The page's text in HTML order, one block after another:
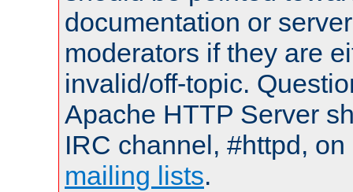
documentation or
moderators if they are
invalid/off-topic.
Apache HTTP Server
IRC channel, #httpd,
mailing lists.